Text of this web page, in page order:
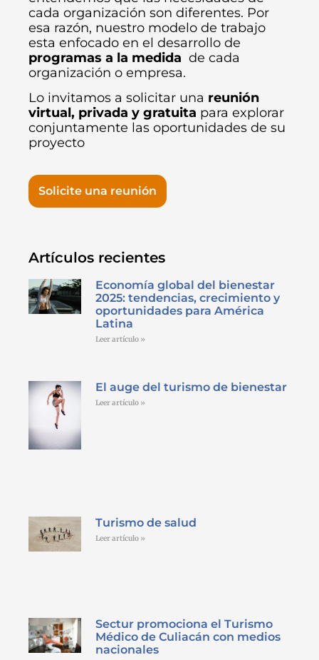
cada organización son diferentes. Por
esa razón, nuestro modelo de trabajo
esta enfocado en el desarrollo de
programas a la medida de cada
organización o empresa.
Lo invitamos a solicitar una reunión
virtual, privada y gratuita para explorar
conjuntamente las oportunidades de su
proyecto
Solicite una reunión
Artículos recientes
Economía global del bienestar
2025: tendencias, crecimiento y
oportunidades para América
Latina
Leer artículo »
El auge del turismo de bienestar
Leer artículo »
Turismo de salud
Leer artículo »
Sectur promociona el Turismo
Médico de Culiacán con medios
nacionales